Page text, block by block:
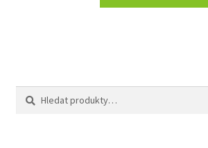
Hledat:
Hledat